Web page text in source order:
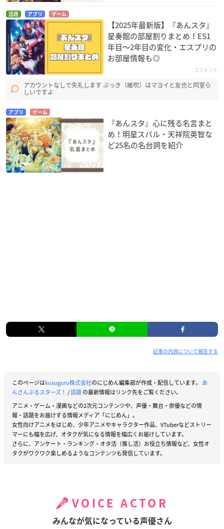
話題 アプリ ゲーム
【2025年最新版】『あんスタ』
星奏館の部屋割りまとめ！ES1
年目〜2年目の変化・エスプリの
お部屋情報も◎
3コメント
アカウントなしで失礼します ぶっき（維吹）はマヨイと友也と同室ら
しいですよ
アプリ ゲーム
『あんスタ』心に残る名言まと
め！明星スバル・天祥院英智な
ど25名の名台詞を紹介
記事の内容について報告する
このページはkusuguru株式会社のにじめん編集部が作成・配信しています。 あ
んさんぶるスターズ！ /話題の最新情報はリンク先をご覧ください。
アニメ・ゲーム・漫画などの2次元コンテンツや、声優・舞台・俳優などの情
報・話題をお届けする情報メディア「にじめん」。
女性向けアニメをはじめ、少年アニメやキャラクター作品、VTuberなどストリー
マーにも幅を広げ、オタクが気になる情報を幅広くお届けしています。
さらに、アンケート・ランキング・オタ活（推し活）お役立ち情報など、女性オ
タクがワクワク楽しめるようなコンテンツも発信しています。
VOICE ACTOR
みんなが気になっている声優さん